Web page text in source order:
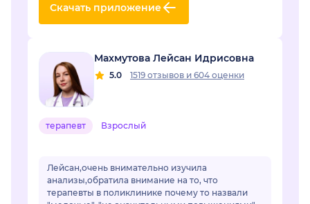
Скачать приложение
Махмутова Лейсан Идрисовна
5.0 1519 отзывов и 604 оценки
терапевт Взрослый
Лейсан,очень внимательно изучила
анализы,обратила внимание на то, что
терапевты в поликлинике почему то назвали